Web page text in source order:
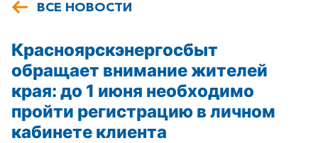
ВСЕ НОВОСТИ
Красноярскэнергосбыт
обращает внимание жителей
края: до 1 июня необходимо
пройти регистрацию в личном
кабинете клиента